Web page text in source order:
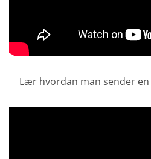
Lær hvordan man sender en